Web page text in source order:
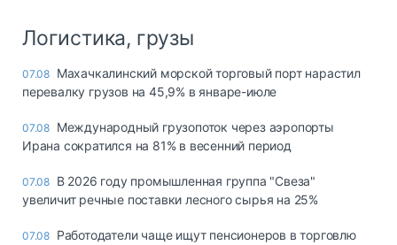
Логистика, грузы
07.08 Махачкалинский морской торговый порт нарастил
перевалку грузов на 45,9% в январе-июле
07.08 Международный грузопоток через аэропорты
Ирана сократился на 81% в весенний период
07.08 В 2026 году промышленная группа "Свеза"
увеличит речные поставки лесного сырья на 25%
07.08 Работодатели чаще ищут пенсионеров в торговлю